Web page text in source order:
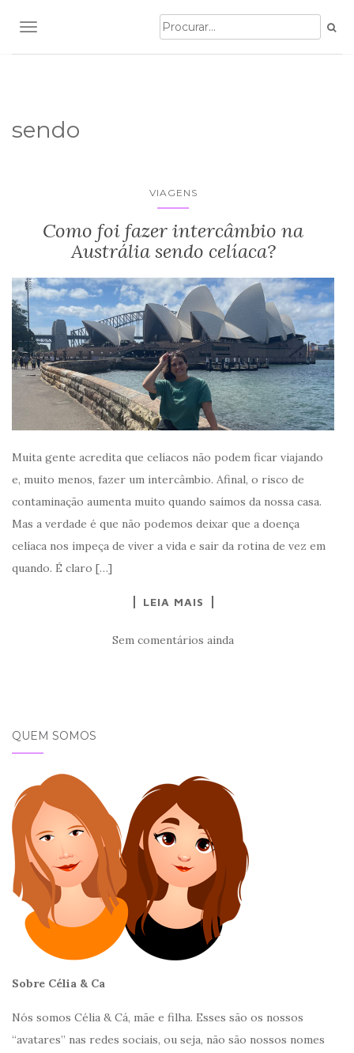
TOGGLE NAVIGATION
sendo
VIAGENS
Como foi fazer intercâmbio na
Austrália sendo celíaca?
Muita gente acredita que celíacos não podem ficar viajando
e, muito menos, fazer um intercâmbio. Afinal, o risco de
contaminação aumenta muito quando saímos da nossa casa.
Mas a verdade é que não podemos deixar que a doença
celíaca nos impeça de viver a vida e sair da rotina de vez em
quando. É claro […]
LEIA MAIS
Sem comentários ainda
QUEM SOMOS
Sobre Célia & Ca
Nós somos Célia & Cá, mãe e filha. Esses são os nossos
“avatares” nas redes sociais, ou seja, não são nossos nomes